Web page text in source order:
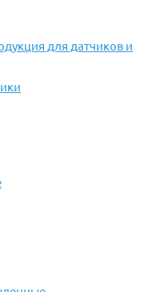
для датчиков и